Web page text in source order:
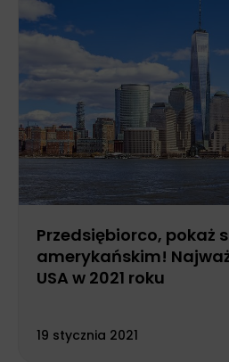
Przedsiębiorco, pokaż
amerykańskim!
USA w 2021 roku
19 stycznia 2021